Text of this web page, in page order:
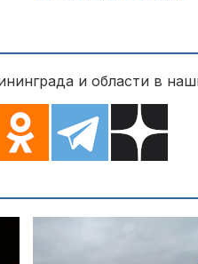
и области в